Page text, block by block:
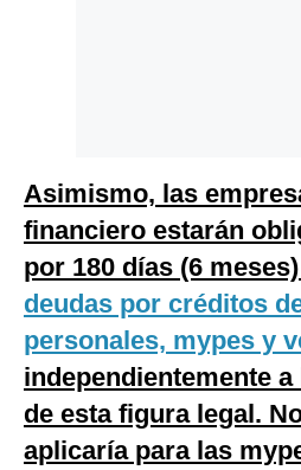
Asimismo, las
financiero estarán
por 180 días (6
deudas por créditos
personales, mypes y
independientemente
de esta figura legal.
aplicaría para las